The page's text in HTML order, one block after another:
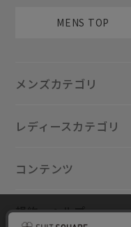
MENS TOP
メンズカテゴリ
レディースカテゴリ
コンテンツ
規約・ヘルプ